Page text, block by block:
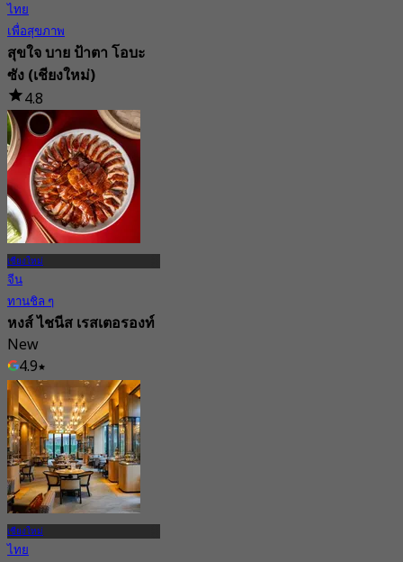
ไทย
เพื่อสุขภาพ
สุขใจ บาย ป้าตา โอบะ
ซัง (เชียงใหม่)
4.8
210 การจอง
จาก฿ 396.66
เชียงใหม่
จีน
ทานชิล ๆ
หงส์ ไชนีส เรสเตอรองท์
New
4.9
จาก฿ 944
เชียงใหม่
ไทย